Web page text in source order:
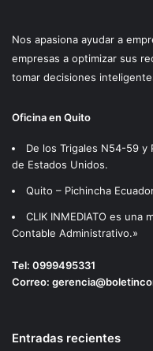
Nos apasiona ayudar a
empresas a optimizar sus
tomar decisiones
Oficina en Quito
De los Trigales N54-59 y
de Estados Unidos.
Quito – Pichincha
CLIK INMEDIATO es una
Contable Administrativo.»
Tel: 0999495331
Correo:
Entradas recientes